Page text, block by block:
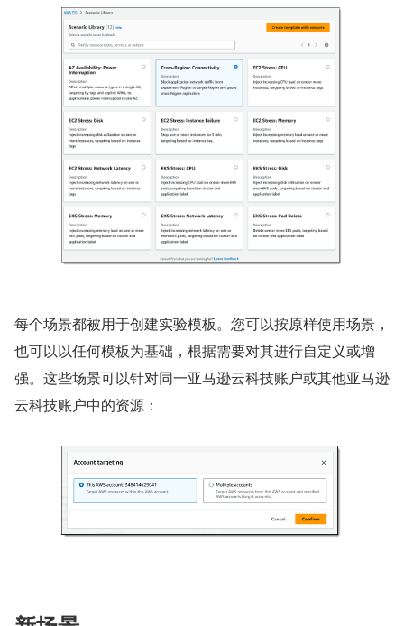
每个场景都被用于创建实验模板。您可以按原样使用场景，
也可以以任何模板为基础，根据需要对其进行自定义或增
强。这些场景可以针对同一亚马逊云科技账户或其他亚马逊
云科技账户中的资源：